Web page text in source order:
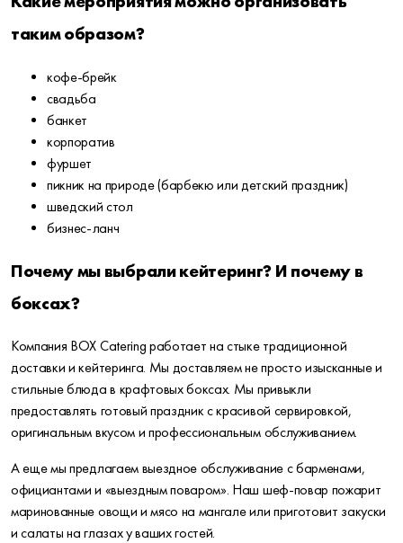
таким образом?
кофе-брейк
свадьба
банкет
корпоратив
фуршет
пикник на природе (барбекю или детский праздник)
шведский стол
бизнес-ланч
Почему мы выбрали кейтеринг? И почему в
боксах?
Компания BOX Catering работает на стыке традиционной
доставки и кейтеринга. Мы доставляем не просто изысканные и
стильные блюда в крафтовых боксах. Мы привыкли
предоставлять готовый праздник с красивой сервировкой,
оригинальным вкусом и профессиональным обслуживанием.
А еще мы предлагаем выездное обслуживание с барменами,
официантами и «выездным поваром». Наш шеф-повар пожарит
маринованные овощи и мясо на мангале или приготовит закуски
и салаты на глазах у ваших гостей.